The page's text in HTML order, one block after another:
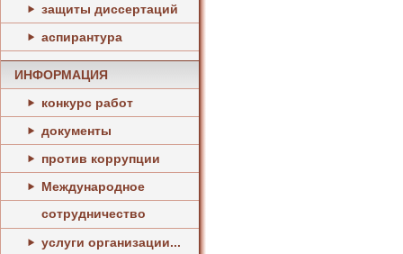
защиты диссертаций
аспирантура
ИНФОРМАЦИЯ
конкурс работ
документы
против коррупции
Международное
сотрудничество
услуги организации...